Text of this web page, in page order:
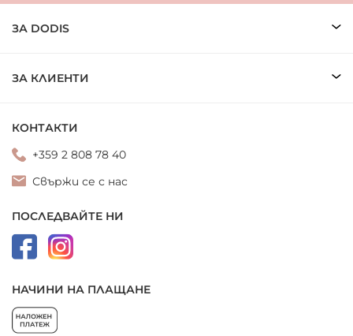
ЗА DODIS
ЗА КЛИЕНТИ
КОНТАКТИ
+359 2 808 78 40
Свържи се с нас
ПОСЛЕДВАЙТЕ НИ
НАЧИНИ НА ПЛАЩАНЕ